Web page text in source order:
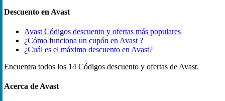
Descuento en Avast
Avast Códigos descuento y ofertas más populares
¿Cómo funciona un cupón en Avast ?
¿Cuál es el máximo descuento en Avast?
Encuentra todos los 14 Códigos descuento y ofertas de Avast.
Acerca de Avast